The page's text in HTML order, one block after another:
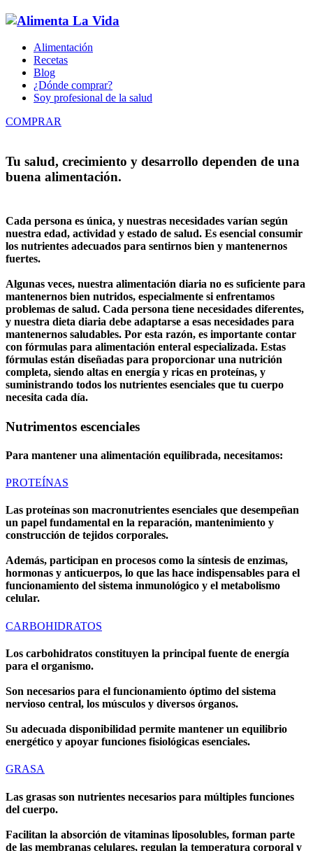
Alimentación
Recetas
Blog
¿Dónde comprar?
Soy profesional de la salud
COMPRAR
Tu salud, crecimiento y desarrollo dependen de una
buena alimentación.
Cada persona es única, y nuestras necesidades varían según
nuestra edad, actividad y estado de salud. Es esencial consumir
los nutrientes adecuados para sentirnos bien y mantenernos
fuertes.
Algunas veces, nuestra alimentación diaria no es suficiente para
mantenernos bien nutridos, especialmente si enfrentamos
problemas de salud. Cada persona tiene necesidades diferentes,
y nuestra dieta diaria debe adaptarse a esas necesidades para
mantenernos saludables. Por esta razón, es importante contar
con fórmulas para alimentación enteral especializada. Estas
fórmulas están diseñadas para proporcionar una nutrición
completa, siendo altas en energía y ricas en proteínas, y
suministrando todos los nutrientes esenciales que tu cuerpo
necesita cada día.
Nutrimentos escenciales
Para mantener una alimentación equilibrada, necesitamos:
PROTEÍNAS
Las proteínas son macronutrientes esenciales que desempeñan
un papel fundamental en la reparación, mantenimiento y
construcción de tejidos corporales.
Además, participan en procesos como la síntesis de enzimas,
hormonas y anticuerpos, lo que las hace indispensables para el
funcionamiento del sistema inmunológico y el metabolismo
celular.
CARBOHIDRATOS
Los carbohidratos constituyen la principal fuente de energía
para el organismo.
Son necesarios para el funcionamiento óptimo del sistema
nervioso central, los músculos y diversos órganos.
Su adecuada disponibilidad permite mantener un equilibrio
energético y apoyar funciones fisiológicas esenciales.
GRASA
Las grasas son nutrientes necesarios para múltiples funciones
del cuerpo.
Facilitan la absorción de vitaminas liposolubles, forman parte
de las membranas celulares, regulan la temperatura corporal y